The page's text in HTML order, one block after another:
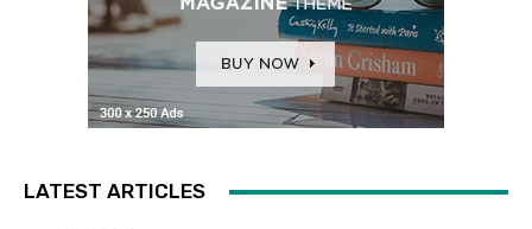
LATEST ARTICLES